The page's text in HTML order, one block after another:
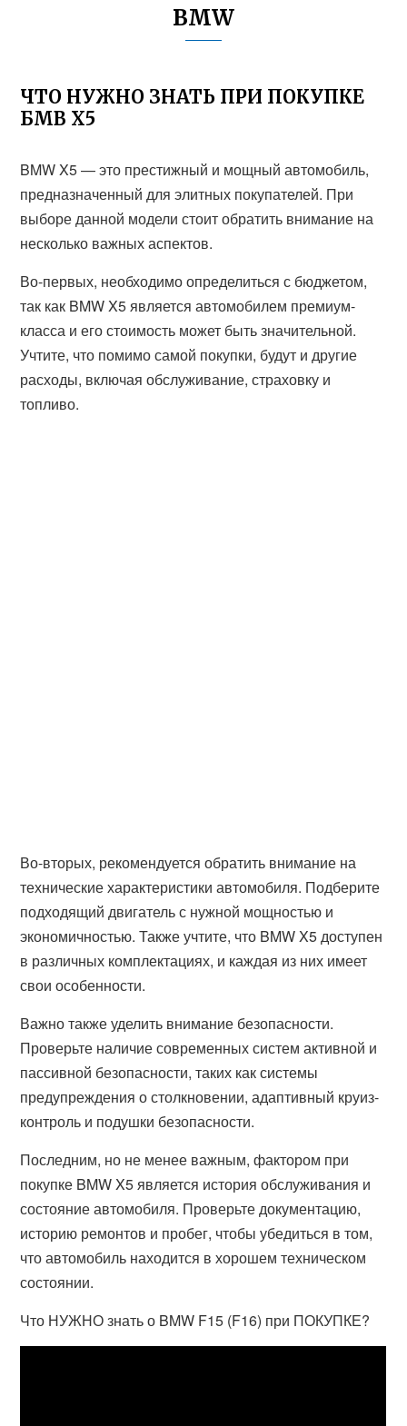
BMW
ЧТО НУЖНО ЗНАТЬ ПРИ ПОКУПКЕ
БМВ Х5
BMW X5 — это престижный и мощный автомобиль,
предназначенный для элитных покупателей. При
выборе данной модели стоит обратить внимание на
несколько важных аспектов.
Во-первых, необходимо определиться с бюджетом,
так как BMW X5 является автомобилем премиум-
класса и его стоимость может быть значительной.
Учтите, что помимо самой покупки, будут и другие
расходы, включая обслуживание, страховку и
топливо.
Во-вторых, рекомендуется обратить внимание на
технические характеристики автомобиля. Подберите
подходящий двигатель с нужной мощностью и
экономичностью. Также учтите, что BMW X5 доступен
в различных комплектациях, и каждая из них имеет
свои особенности.
Важно также уделить внимание безопасности.
Проверьте наличие современных систем активной и
пассивной безопасности, таких как системы
предупреждения о столкновении, адаптивный круиз-
контроль и подушки безопасности.
Последним, но не менее важным, фактором при
покупке BMW X5 является история обслуживания и
состояние автомобиля. Проверьте документацию,
историю ремонтов и пробег, чтобы убедиться в том,
что автомобиль находится в хорошем техническом
состоянии.
Что НУЖНО знать о BMW F15 (F16) при ПОКУПКЕ?